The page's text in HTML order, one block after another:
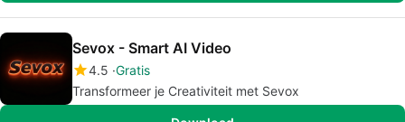
Sevox - Smart AI Video
4.5 Gratis
Transformeer je Creativiteit met Sevox